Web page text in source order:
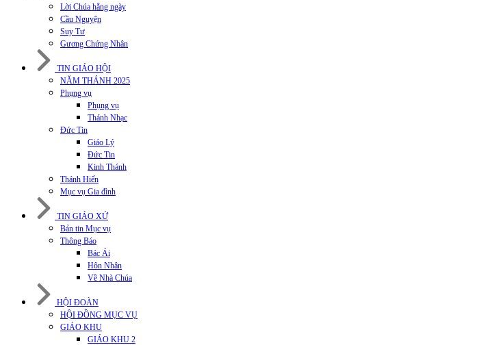
Lời Chúa hằng ngày
Cầu Nguyện
Suy Tư
Gương Chứng Nhân
TIN GIÁO HỘI
NĂM THÁNH 2025
Phụng vụ
Phụng vụ
Thánh Nhạc
Đức Tin
Giáo Lý
Đức Tin
Kinh Thánh
Thánh Hiến
Mục vụ Gia đình
TIN GIÁO XỨ
Bản tin Mục vụ
Thông Báo
Bác Ái
Hôn Nhân
Về Nhà Chúa
HỘI ĐOÀN
HỘI ĐỒNG MỤC VỤ
GIÁO KHU
GIÁO KHU 2